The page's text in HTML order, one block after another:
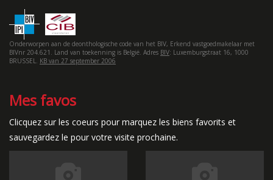
Onderworpen aan de deonthologische code van het BIV, Erkend vastgoedmakelaar met
BIVnr 204.621. Land van toekenning is België. Adres BIV: Luxemburgstraat 16, 1000
BRUSSEL. KB van 27 september 2006
Mes favos
Clicquez sur les coeurs pour marquez les biens favorits et
sauvegardez le pour votre visite prochaine.